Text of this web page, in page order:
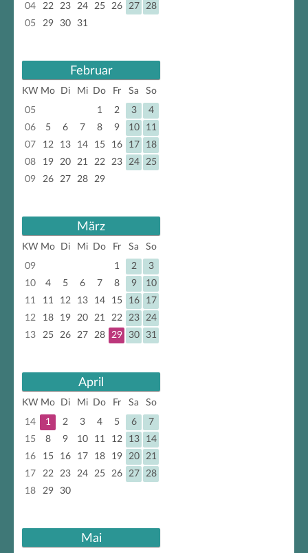
04
22 23 24 25 26 27
28
05
29 30 31
Februar
KW Mo Di Mi Do Fr Sa
So
05
1 2 3
4
06
5 6 7 8 9 10
11
07
12 13 14 15 16 17
18
08
19 20 21 22 23 24
25
09
26 27 28 29
März
KW Mo Di Mi Do Fr Sa
So
09
1 2
3
10
4 5 6 7 8 9
10
11
11 12 13 14 15 16
17
12
18 19 20 21 22 23
24
13
25 26 27 28 29 30 31
April
KW Mo Di Mi Do Fr Sa
So
14
1 2 3 4 5 6
7
15
8 9 10 11 12 13
14
16
15 16 17 18 19 20
21
17
22 23 24 25 26 27
28
18
29 30
Mai